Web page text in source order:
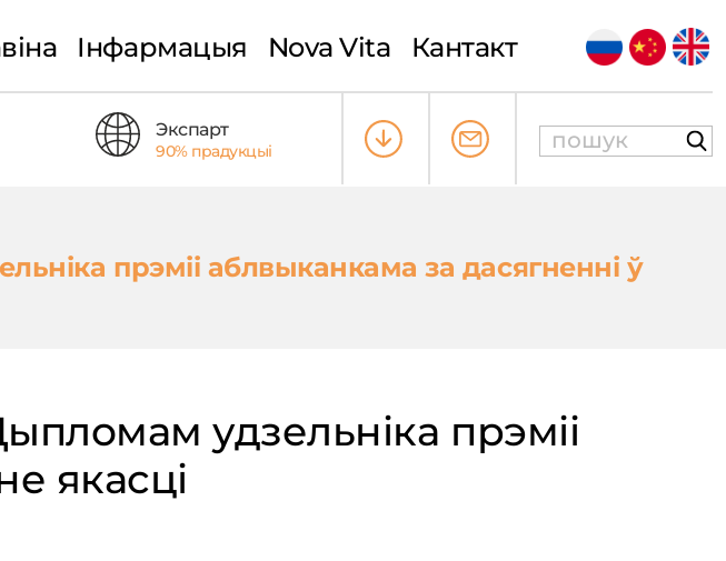
Інфармацыя Nova Vita Кантакт
Экспарт
90% прадукцыі
прэміі аблвыканкама за дасягненні ў
удзельніка прэміі
якасці